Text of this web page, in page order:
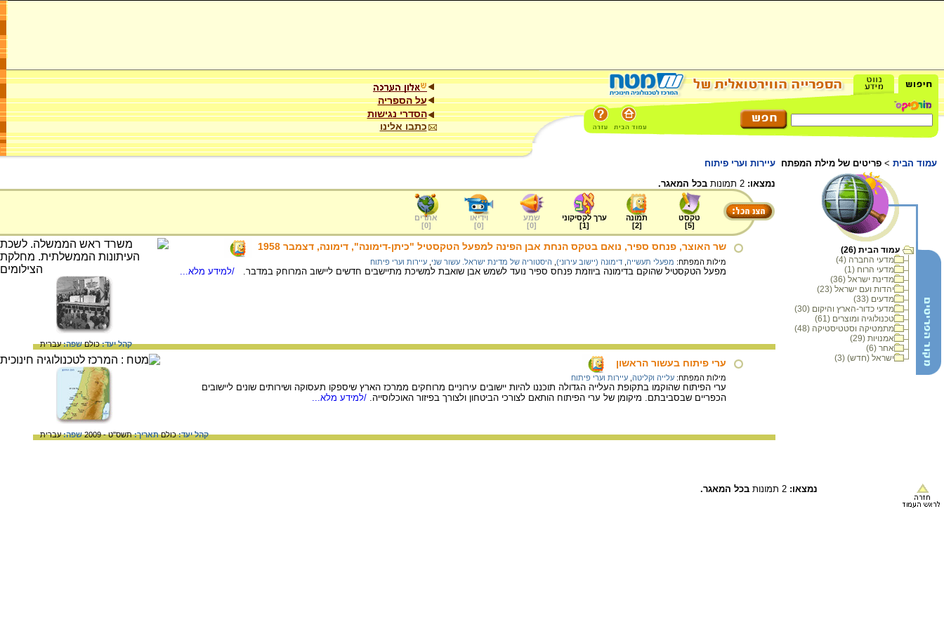
על הספריה
הסדרי נגישות
כתבו אלינו
עמוד הבית > פריטים של מילת המפתח עיירות וערי פיתוח
עמוד הבית (26)
מדעי החברה (4)
מדעי הרוח (1)
מדינת ישראל (36)
יהדות ועם ישראל (23)
מדעים (33)
מדעי כדור-הארץ והיקום (30)
טכנולוגיה ומוצרים (61)
מתמטיקה וסטטיסטיקה (48)
אמנויות (29)
אחר (6)
ישראל (חדש) (3)
נמצאו: בכל המאגר.
טקסט
[
5
]
תמונה
[
2
]
ערך לקסיקוני
[
1
]
שמע
[
0
]
וידיאו
[
0
]
אתרים
[
0
]
שר האוצר, פנחס ספיר, נואם בטקס הנחת אבן הפינה למפעל הטקסטיל "כיתן-דימונה", דימונה, דצמבר 1958
מילות המפתח: מפעלי תעשייה דימונה (יישוב עירוני) היסטוריה של מדינת ישראל. עשור שני עיירות וערי פיתוח
מפעל הטקסטיל שהוקם בדימונה ביוזמת פנחס ספיר נועד לשמש אבן שואבת למשיכת מתיישבים חדשים ליישוב המרוחק במדבר. /למידע מלא...
קהל יעד:כולםשפה:עברית
ערי פיתוח בעשור הראשון
מילות המפתח: עלייה וקליטה עיירות וערי פיתוח
ערי הפיתוח שהוקמו בתקופת העלייה הגדולה תוכננו להיות יישובים עירוניים מרוחקים ממרכז הארץ שיספקו תעסוקה ושירותים שונים ליישובים
הכפריים שבסביבתם. מיקומן של ערי הפיתוח הותאם לצורכי הביטחון ולצורך בפיזור האוכלוסייה. /למידע מלא...
קהל יעד:כולםתאריך:תשס"ט - 2009 שפה:עברית
נמצאו: בכל המאגר.